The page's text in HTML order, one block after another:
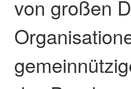
von großen